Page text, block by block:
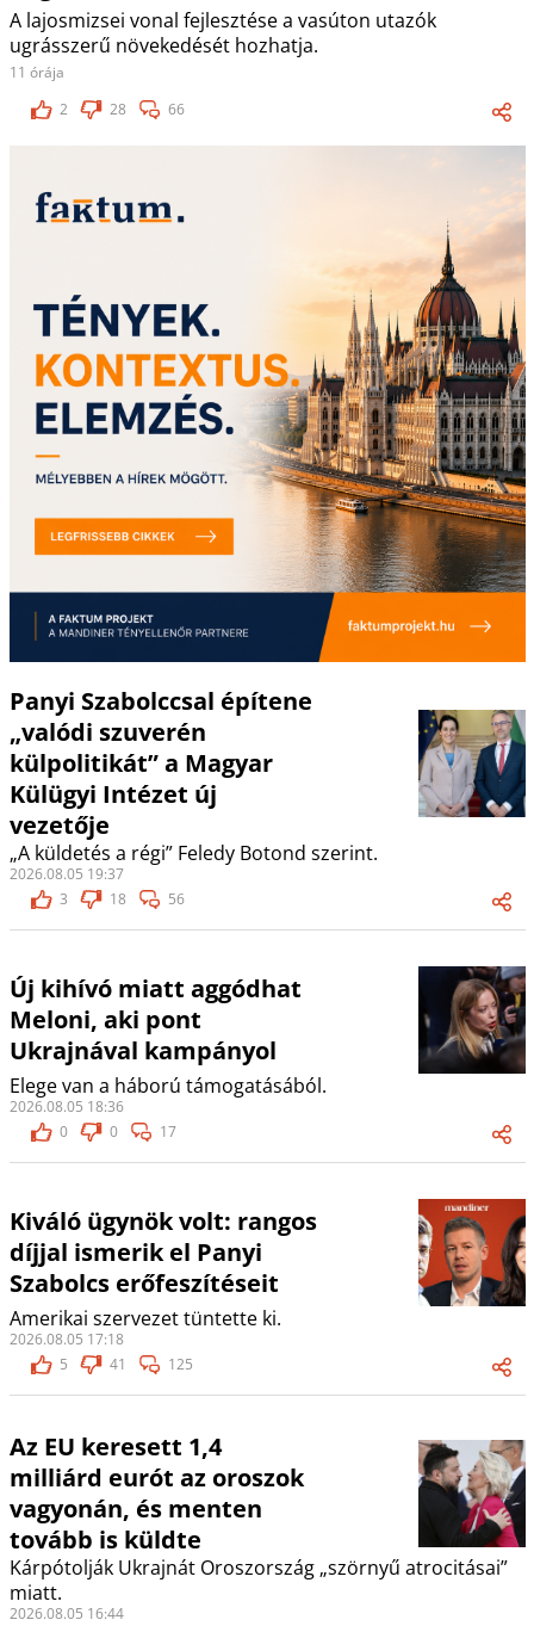
A lajosmizsei vonal fejlesztése a vasúton utazók
ugrásszerű növekedését hozhatja.
11 órája
2
28 66
Panyi Szabolccsal építene
„valódi szuverén
külpolitikát” a Magyar
Külügyi Intézet új
vezetője
„A küldetés a régi” Feledy Botond szerint.
2026.08.05 19:37
3
18 56
Új kihívó miatt aggódhat
Meloni, aki pont
Ukrajnával kampányol
Elege van a háború támogatásából.
2026.08.05 18:36
0
0 17
Kiváló ügynök volt: rangos
díjjal ismerik el Panyi
Szabolcs erőfeszítéseit
Amerikai szervezet tüntette ki.
2026.08.05 17:18
5
41 125
Az EU keresett 1,4
milliárd eurót az oroszok
vagyonán, és menten
tovább is küldte
Kárpótolják Ukrajnát Oroszország „szörnyű atrocitásai”
miatt.
2026.08.05 16:44